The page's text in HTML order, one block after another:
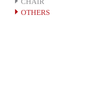
CHAIR
OTHERS